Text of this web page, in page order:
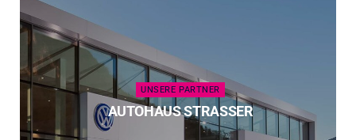
UNSERE PARTNER
AUTOHAUS STRASSER